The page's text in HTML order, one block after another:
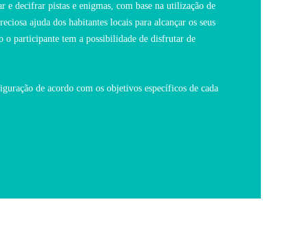
e decifrar pistas e enigmas, com base na utilização de
ajuda dos habitantes locais para alcançar os seus
o participante tem a possibilidade de disfrutar de
de acordo com os objetivos específicos de cada